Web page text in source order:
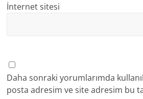
İnternet sitesi
Daha sonraki yorumlarımda
posta adresim ve site adresim bu